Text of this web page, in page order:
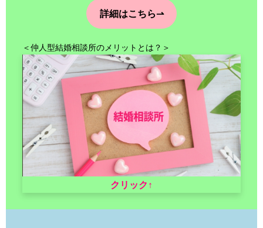
詳細はこちら⇀
＜仲人型結婚相談所のメリットとは？＞
クリック↑